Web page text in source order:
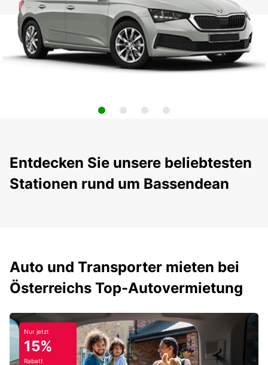
Entdecken Sie unsere beliebtesten
Stationen rund um Bassendean
Auto und Transporter mieten bei
Österreichs Top-Autovermietung
Nur jetzt
15%
Rabatt